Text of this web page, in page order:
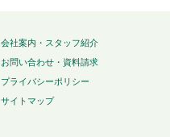
会社案内・スタッフ紹介
お問い合わせ・資料請求
プライバシーポリシー
サイトマップ